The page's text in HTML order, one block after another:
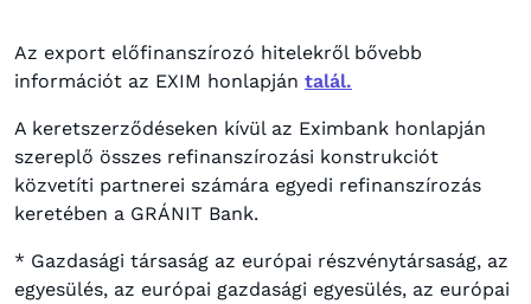
Az export előfinanszírozó hitelekről bővebb
információt az EXIM honlapján talál.
A keretszerződéseken kívül az Eximbank honlapján
szereplő összes refinanszírozási konstrukciót
közvetíti partnerei számára egyedi refinanszírozás
keretében a GRÁNIT Bank.
* Gazdasági társaság az európai részvénytársaság, az
egyesülés, az európai gazdasági egyesülés, az európai